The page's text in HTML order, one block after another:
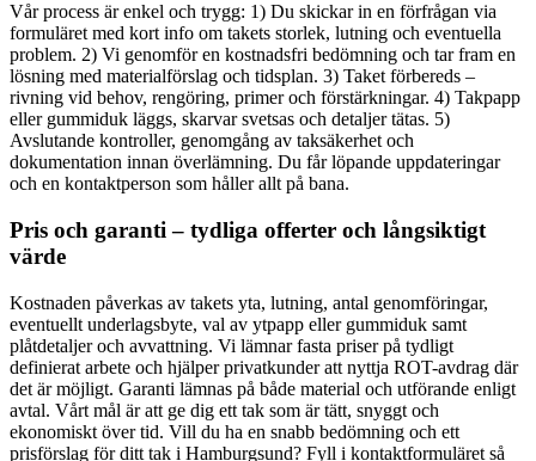
Vår process är enkel och trygg: 1) Du skickar in en förfrågan via
formuläret med kort info om takets storlek, lutning och eventuella
problem. 2) Vi genomför en kostnadsfri bedömning och tar fram en
lösning med materialförslag och tidsplan. 3) Taket förbereds –
rivning vid behov, rengöring, primer och förstärkningar. 4) Takpapp
eller gummiduk läggs, skarvar svetsas och detaljer tätas. 5)
Avslutande kontroller, genomgång av taksäkerhet och
dokumentation innan överlämning. Du får löpande uppdateringar
och en kontaktperson som håller allt på bana.
Pris och garanti – tydliga offerter och långsiktigt
värde
Kostnaden påverkas av takets yta, lutning, antal genomföringar,
eventuellt underlagsbyte, val av ytpapp eller gummiduk samt
plåtdetaljer och avvattning. Vi lämnar fasta priser på tydligt
definierat arbete och hjälper privatkunder att nyttja ROT-avdrag där
det är möjligt. Garanti lämnas på både material och utförande enligt
avtal. Vårt mål är att ge dig ett tak som är tätt, snyggt och
ekonomiskt över tid. Vill du ha en snabb bedömning och ett
prisförslag för ditt tak i Hamburgsund? Fyll i kontaktformuläret så